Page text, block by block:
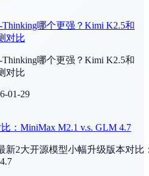
哪个更强？Kimi K2.5和
对比
哪个更强？Kimi K2.5和
对比
01-29
：MiniMax M2.1 v.s. GLM 4.7
新2大开源模型小幅升级版本对比